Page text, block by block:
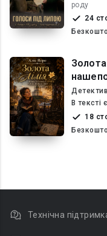
роду
24
Золота
В текcті
18
Технічна